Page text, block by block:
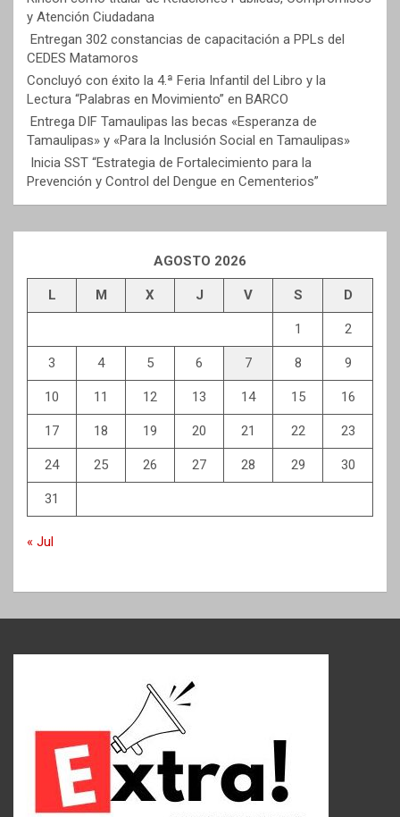
y Atención Ciudadana
Entregan 302 constancias de capacitación a PPLs del
CEDES Matamoros
Concluyó con éxito la 4.ª Feria Infantil del Libro y la
Lectura “Palabras en Movimiento” en BARCO
Entrega DIF Tamaulipas las becas «Esperanza de
Tamaulipas» y «Para la Inclusión Social en Tamaulipas»
Inicia SST “Estrategia de Fortalecimiento para la
Prevención y Control del Dengue en Cementerios”
AGOSTO 2026
L M X J V S D
1 2
3 4 5 6 7 8 9
10 11 12 13 14 15 16
17 18 19 20 21 22 23
24 25 26 27 28 29 30
31
« Jul